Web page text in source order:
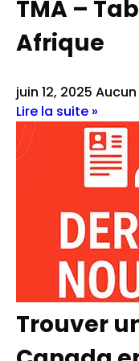
TMA –
Afrique
juin 12, 2025
Lire la suite »
Trouver